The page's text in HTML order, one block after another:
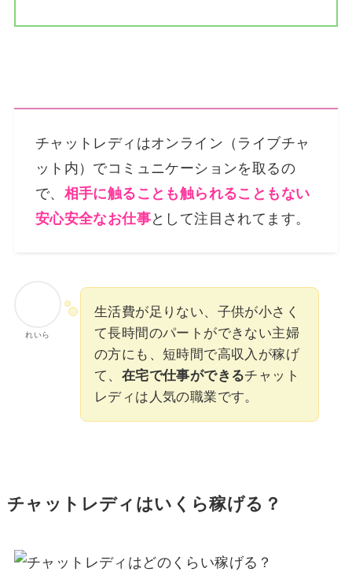
チャットレディはオンライン（ライブチャ
ット内）でコミュニケーションを取るの
で、 相手に触ることも触られることもない
安心安全なお仕事として注目されてます。
れいら
生活費が足りない、子供が小さく
て長時間のパートができない主婦
の方にも、短時間で高収入が稼げ
て、 在宅で仕事ができるチャット
レディは人気の職業です。
チャットレディはいくら稼げる？